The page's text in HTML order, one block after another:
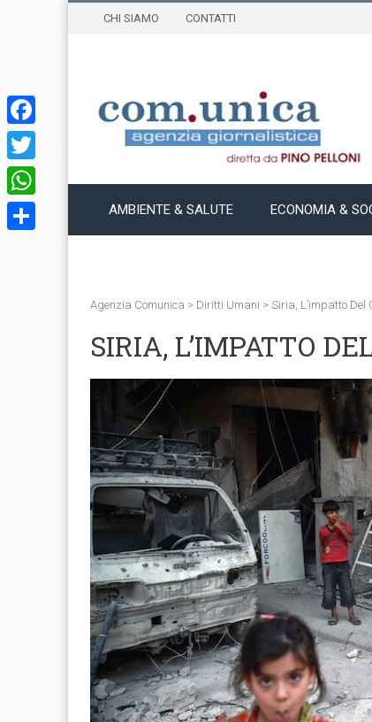
CHI SIAMO CONTATTI
AMBIENTE & SALUTE ECONOMIA &
Agenzia Comunica > Diritti Umani > Siria, L’impatto Del
SIRIA, L’IMPATTO
Facebook
Twitter
WhatsApp